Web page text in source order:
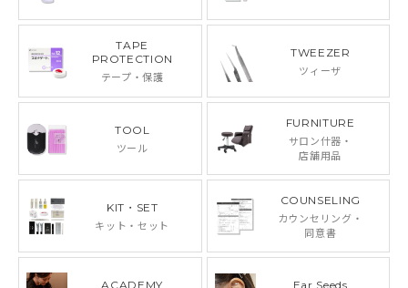
TAPE
PROTECTION
テープ・保護
TWEEZER
ツィーザ
TOOL
ツール
FURNITURE
サロン什器・
店舗用品
KIT・SET
キット・セット
COUNSELING
カウンセリング・
同意書
ACADEMY Ear Seeds